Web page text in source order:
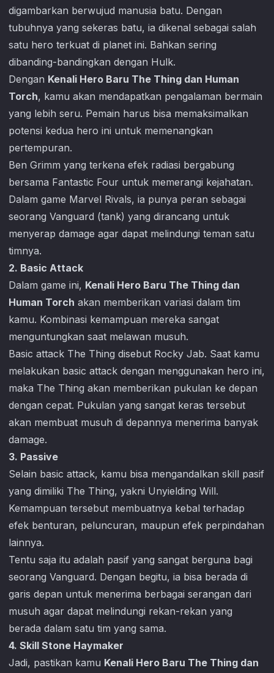
digambarkan berwujud manusia batu. Dengan
tubuhnya yang sekeras batu, ia dikenal sebagai salah
satu hero terkuat di planet ini. Bahkan sering
dibanding-bandingkan dengan Hulk.
Dengan Kenali Hero Baru The Thing dan Human
Torch, kamu akan mendapatkan pengalaman bermain
yang lebih seru. Pemain harus bisa memaksimalkan
potensi kedua hero ini untuk memenangkan
pertempuran.
Ben Grimm yang terkena efek radiasi bergabung
bersama Fantastic Four untuk memerangi kejahatan.
Dalam game Marvel Rivals, ia punya peran sebagai
seorang Vanguard (tank) yang dirancang untuk
menyerap damage agar dapat melindungi teman satu
timnya.
2. Basic Attack
Dalam game ini, Kenali Hero Baru The Thing dan
Human Torch akan memberikan variasi dalam tim
kamu. Kombinasi kemampuan mereka sangat
menguntungkan saat melawan musuh.
Basic attack The Thing disebut Rocky Jab. Saat kamu
melakukan basic attack dengan menggunakan hero ini,
maka The Thing akan memberikan pukulan ke depan
dengan cepat. Pukulan yang sangat keras tersebut
akan membuat musuh di depannya menerima banyak
damage.
3. Passive
Selain basic attack, kamu bisa mengandalkan skill pasif
yang dimiliki The Thing, yakni Unyielding Will.
Kemampuan tersebut membuatnya kebal terhadap
efek benturan, peluncuran, maupun efek perpindahan
lainnya.
Tentu saja itu adalah pasif yang sangat berguna bagi
seorang Vanguard. Dengan begitu, ia bisa berada di
garis depan untuk menerima berbagai serangan dari
musuh agar dapat melindungi rekan-rekan yang
berada dalam satu tim yang sama.
4. Skill Stone Haymaker
Jadi, pastikan kamu Kenali Hero Baru The Thing dan